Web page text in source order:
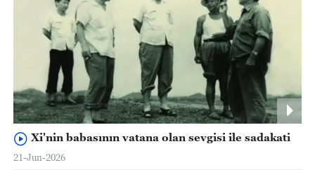
Xi'nin babasının vatana olan sevgisi ile sadakati
21-Jun-2026